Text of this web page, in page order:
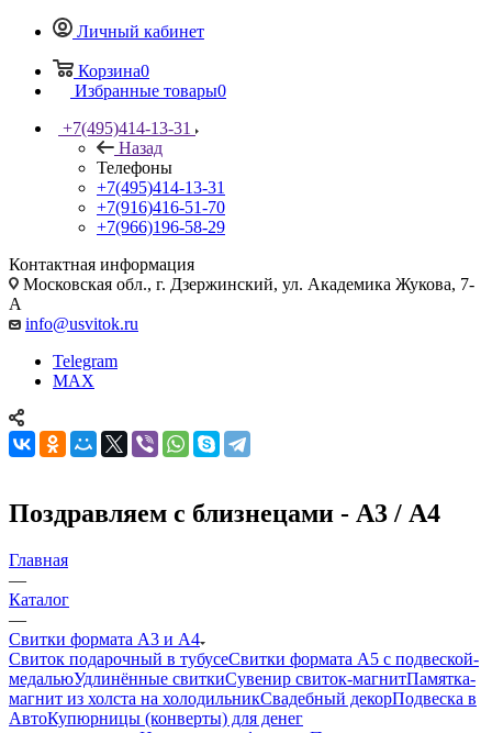
Личный кабинет
Корзина0
Избранные товары0
+7(495)414-13-31
Назад
Телефоны
+7(495)414-13-31
+7(916)416-51-70
+7(966)196-58-29
Контактная информация
Московская обл., г. Дзержинский, ул. Академика Жукова, 7-
А
info@usvitok.ru
Telegram
MAX
Поздравляем с близнецами - А3 / А4
Главная
—
Каталог
—
Свитки формата А3 и А4
Свиток подарочный в тубусеСвитки формата А5 с подвеской-
медальюУдлинённые свиткиСувенир свиток-магнитПамятка-
магнит из холста на холодильникСвадебный декорПодвеска в
АвтоКупюрницы (конверты) для денег